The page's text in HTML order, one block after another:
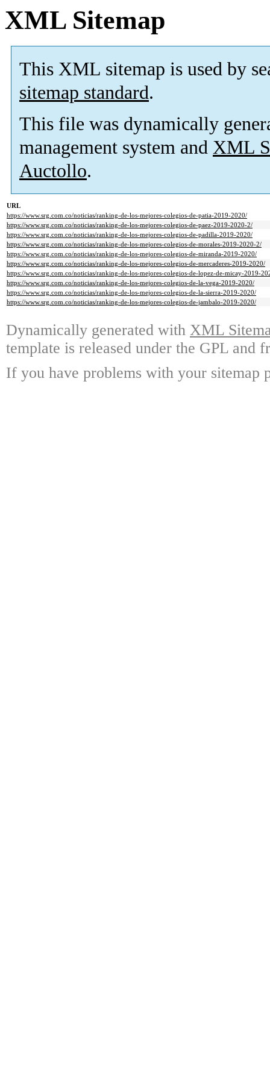
XML Sitemap
This XML sitemap is used by
sitemap standard.
This file was dynamically
management system and XML
Auctollo.
URL
https://www.srg.com.co/noticias/ranking-de-los-mejores-colegios-de-patia-2019-2020/
https://www.srg.com.co/noticias/ranking-de-los-mejores-colegios-de-paez-2019-2020-2/
https://www.srg.com.co/noticias/ranking-de-los-mejores-colegios-de-padilla-2019-2020/
https://www.srg.com.co/noticias/ranking-de-los-mejores-colegios-de-morales-2019-2020-2/
https://www.srg.com.co/noticias/ranking-de-los-mejores-colegios-de-miranda-2019-2020/
https://www.srg.com.co/noticias/ranking-de-los-mejores-colegios-de-mercaderes-2019-2020/
https://www.srg.com.co/noticias/ranking-de-los-mejores-colegios-de-lopez-de-micay-2019-
https://www.srg.com.co/noticias/ranking-de-los-mejores-colegios-de-la-vega-2019-2020/
https://www.srg.com.co/noticias/ranking-de-los-mejores-colegios-de-la-sierra-2019-2020/
https://www.srg.com.co/noticias/ranking-de-los-mejores-colegios-de-jambalo-2019-2020/
Dynamically generated with XML
template is released under the GPL and
If you have problems with your sitemap